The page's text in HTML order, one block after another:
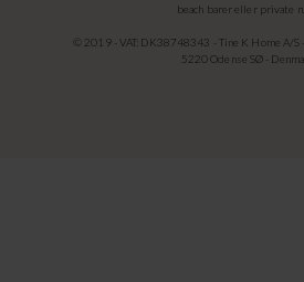
beach barer eller private
© 2019 - VAT: DK38748343 - Tine K Home A/S
5220 Odense SØ -